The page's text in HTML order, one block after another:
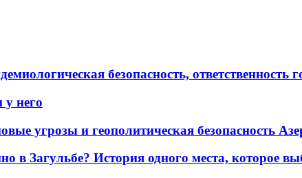
безопасность, ответственность
него
угрозы и геополитическая безопасность
в Загульбе? История одного места, которое